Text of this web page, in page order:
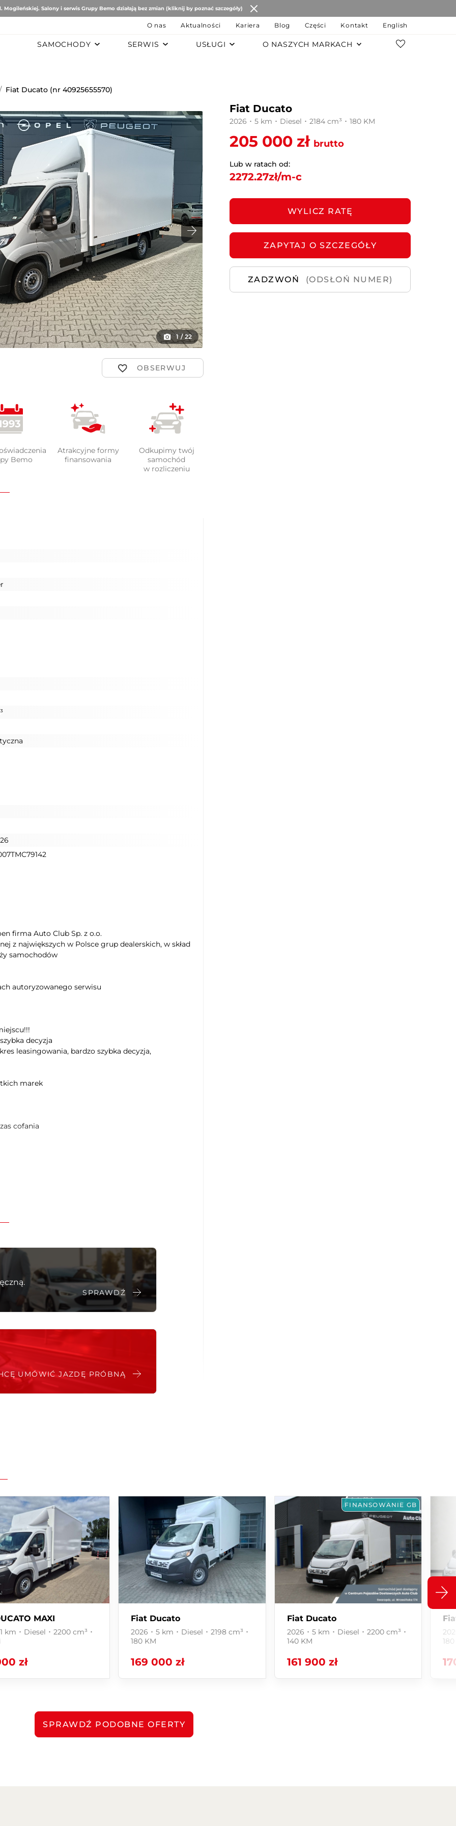
Mogileńskiej. Salony i serwis Grupy Bemo działają bez zmian (kliknij by poznać szczegóły)
O nas Aktualności Kariera Blog Części Kontakt English
SAMOCHODY SERWIS USŁUGI O NASZYCH MARKACH
Mercedes-Benz
Mazda JAC Motors
OMODA
MG
LEVC
Samochody
Fiat Ducato (nr 40925655570)
1 / 22
Bemo
Atrakcyjne formy
finansowania
Odkupimy twój
samochód
w rozliczeniu
firma Auto Club Sp. z o.o.
z największych w Polsce grup dealerskich, w skład
samochodów
autoryzowanego serwisu
decyzja
leasingowania, bardzo szybka decyzja,
marek
cofania
asystenta bocznego wiatru, system stabilizacji prz
PRZESZYCIA, PEŁNE ZAGŁÓWKI
odpowiednio wyprofilowany zderzak oraz aktywna
w zależności od wersji
ładunkowym
i Serwis ul. Opłotki 15, 60-012 Poznań
służy jedynie celom informacyjnym i nie stanowi
opisu towaru ani zapewnienia w rozumieniu art. 4
sprzedaży konsumenckiej. Wszelkie
SPRAWDŹ
UMÓWIĆ JAZDĘ PRÓBNĄ
Fiat Ducato
2026 ･ 5 km ･ Diesel ･ 2184 cm³ ･ 180 KM
205 000 zł brutto
Lub w ratach od:
2272.27zł/m-c
WYLICZ RATĘ
ZAPYTAJ O SZCZEGÓŁY
ZADZWOŃ (ODSŁOŃ NUMER)
MAXI
km ･ Diesel ･ 2200 cm³ ･
zł
Fiat Ducato
2026 ･ 5 km ･ Diesel ･ 2198 cm³ ･
180 KM
169 000 zł
FINANSOWANIE GB
Fiat Ducato
2026 ･ 5 km ･ Diesel ･ 2200 cm³ ･
140 KM
161 900 zł
SPRAWDŹ PODOBNE OFERTY